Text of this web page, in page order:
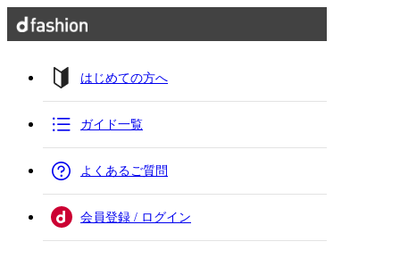
はじめての方へ
ガイド一覧
よくあるご質問
会員登録 / ログイン